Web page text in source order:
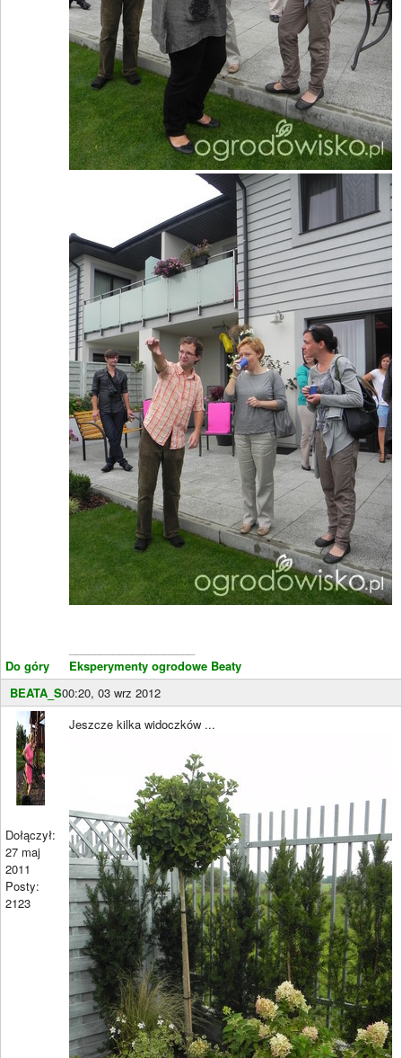
Do góry
Eksperymenty ogrodowe Beaty
BEATA_S00:20, 03 wrz 2012
Dołączył:
27 maj
2011
Posty:
2123
Jeszcze kilka widoczków ...